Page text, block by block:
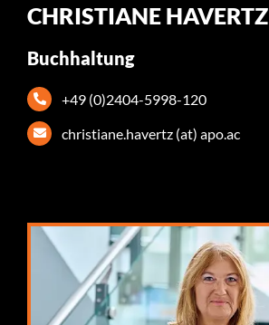
CHRISTIANE HAVERTZ
Buchhaltung
+49 (0)2404-5998-120
christiane.havertz (at) apo.ac